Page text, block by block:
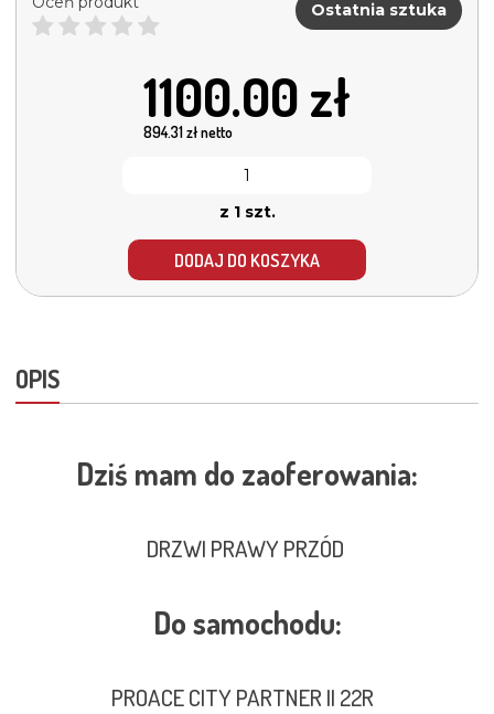
Ostatnia sztuka
1100.00 zł
894.31zł netto
z 1 szt.
DODAJ DO KOSZYKA
OPIS
Dziś mam do zaoferowania:
DRZWI PRAWY PRZÓD
Do samochodu:
PROACE CITY PARTNER II 22R